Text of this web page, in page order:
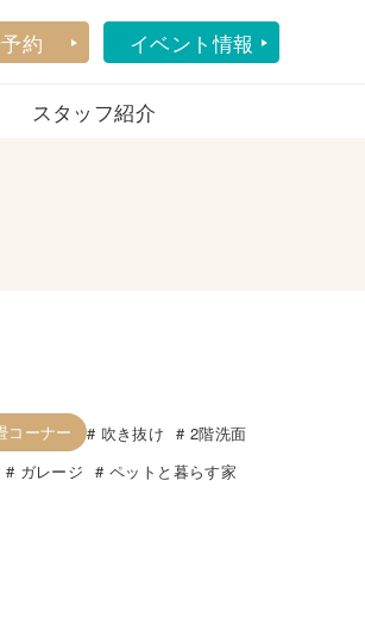
約 イベント情報
スタッフ紹介
コーナー 吹き抜け
2階洗面
ガレージ
ペットと暮らす家